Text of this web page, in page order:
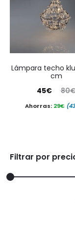
lámpara techo klunker 40
cm
80
El
precio
45€
precio
Ahorras: 29€
Filtrar por